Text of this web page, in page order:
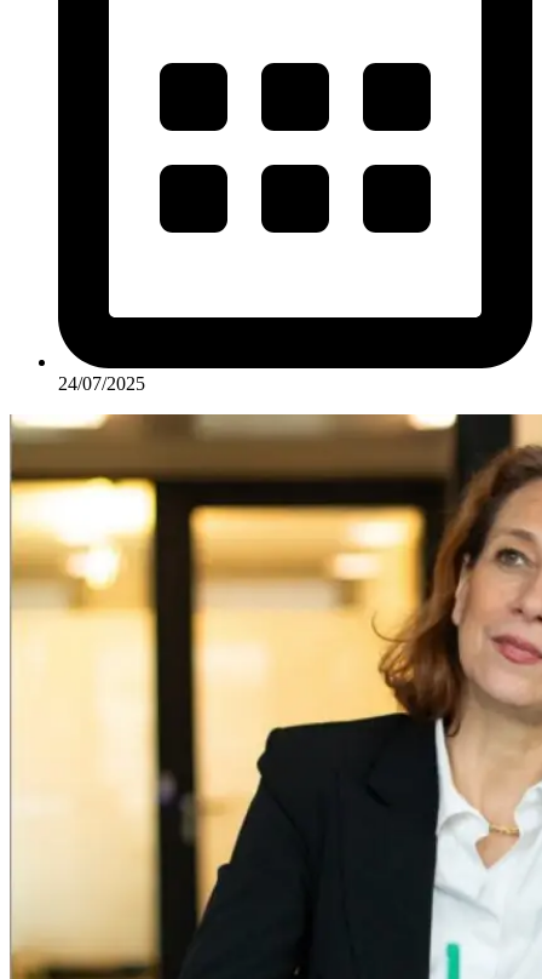
24/07/2025